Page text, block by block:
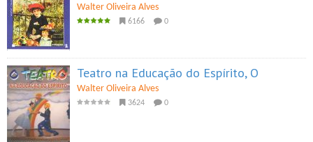
Walter Oliveira Alves
6166 0
Teatro na Educação do Espírito, O
Walter Oliveira Alves
3624 0